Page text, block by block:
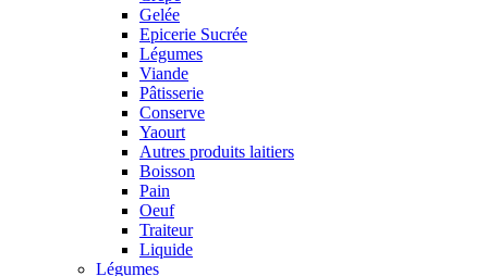
Gelée
Epicerie Sucrée
Légumes
Viande
Pâtisserie
Conserve
Yaourt
Autres produits laitiers
Boisson
Pain
Oeuf
Traiteur
Liquide
Légumes